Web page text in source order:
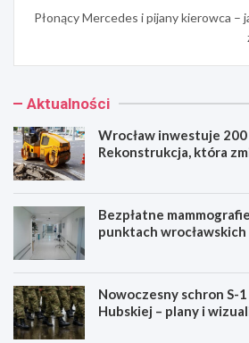
Płonący Mercedes i pijany kierowca –
Aktualności
Wrocław inwestuje
Rekonstrukcja, która
Bezpłatne
punktach wrocławskich
Nowoczesny schron S-
Hubskiej – plany i